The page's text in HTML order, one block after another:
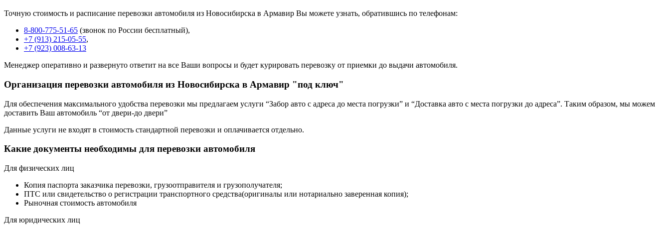
Точную стоимость и расписание перевозки автомобиля из Новосибирска в Армавир Вы можете узнать, обратившись по телефонам:
8-800-775-51-65 (звонок по России бесплатный),
+7 (913) 215-05-55,
+7 (923) 008-63-13
Менеджер оперативно и развернуто ответит на все Ваши вопросы и будет курировать перевозку от приемки до выдачи автомобиля.
Организация перевозки автомобиля из Новосибирска в Армавир "под ключ"
Для обеспечения максимального удобства перевозки мы предлагаем услуги “Забор авто с адреса до места погрузки” и “Доставка авто с места погрузки до адреса”. Таким образом, мы можем
доставить Ваш автомобиль “от двери-до двери”
Данные услуги не входят в стоимость стандартной перевозки и оплачивается отдельно.
Какие документы необходимы для перевозки автомобиля
Для физических лиц
Копия паспорта заказчика перевозки, грузоотправителя и грузополучателя;
ПТС или свидетельство о регистрации транспортного средства(оригиналы или нотариально заверенная копия);
Рыночная стоимость автомобиля
Для юридических лиц